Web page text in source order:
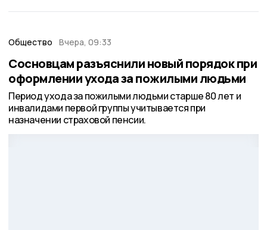
Общество Вчера, 09:33
Сосновцам разъяснили новый порядок при
оформлении ухода за пожилыми людьми
Период ухода за пожилыми людьми старше 80 лет и
инвалидами первой группы учитывается при
назначении страховой пенсии.